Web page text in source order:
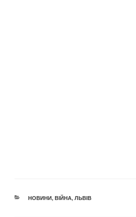
КАТЕГОРІЇ
НОВИНИ, ВІЙНА, ЛЬВІВ